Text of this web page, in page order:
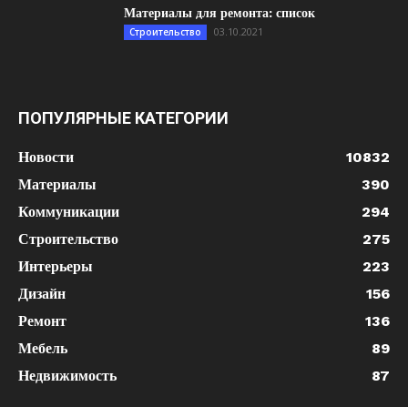
Материалы для ремонта: список
Строительство 03.10.2021
ПОПУЛЯРНЫЕ КАТЕГОРИИ
Новости
10832
Материалы
390
Коммуникации
294
Строительство
275
Интерьеры
223
Дизайн
156
Ремонт
136
Мебель
89
Недвижимость
87